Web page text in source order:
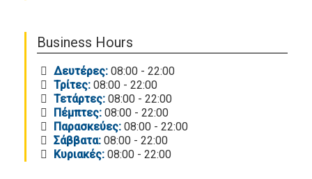
Business Hours
Δευτέρες: 08:00 - 22:00
Τρίτες: 08:00 - 22:00
Τετάρτες: 08:00 - 22:00
Πέμπτες: 08:00 - 22:00
Παρασκεύες: 08:00 - 22:00
Σάββατα: 08:00 - 22:00
Κυριακές: 08:00 - 22:00